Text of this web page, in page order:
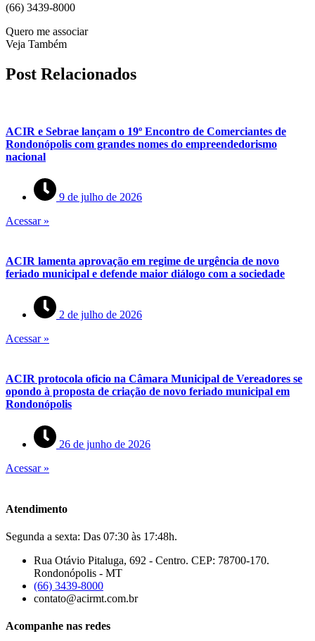
(66) 3439-8000
Quero me associar
Veja Também
Post Relacionados
ACIR e Sebrae lançam o 19º Encontro de Comerciantes de
Rondonópolis com grandes nomes do empreendedorismo
nacional
9 de julho de 2026
Acessar »
ACIR lamenta aprovação em regime de urgência de novo
feriado municipal e defende maior diálogo com a sociedade
2 de julho de 2026
Acessar »
ACIR protocola oficio na Câmara Municipal de Vereadores se
opondo à proposta de criação de novo feriado municipal em
Rondonópolis
26 de junho de 2026
Acessar »
Atendimento
Segunda a sexta: Das 07:30 às 17:48h.
Rua Otávio Pitaluga, 692 - Centro. CEP: 78700-170.
Rondonópolis - MT
(66) 3439-8000
contato@acirmt.com.br
Acompanhe nas redes